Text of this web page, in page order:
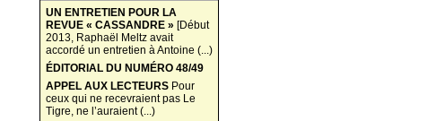
UN ENTRETIEN POUR LA
REVUE « CASSANDRE » [Début
2013, Raphaël Meltz avait
accordé un entretien à Antoine (...)
ÉDITORIAL DU NUMÉRO 48/49
APPEL AUX LECTEURS Pour
ceux qui ne recevraient pas Le
Tigre, ne l’auraient (...)